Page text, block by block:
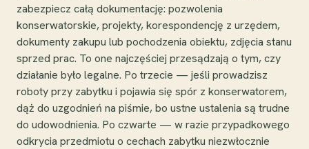
zabezpiecz całą dokumentację: pozwolenia
konserwatorskie, projekty, korespondencję z urzędem,
dokumenty zakupu lub pochodzenia obiektu, zdjęcia stanu
sprzed prac. To one najczęściej przesądzają o tym, czy
działanie było legalne. Po trzecie — jeśli prowadzisz
roboty przy zabytku i pojawia się spór z konserwatorem,
dąż do uzgodnień na piśmie, bo ustne ustalenia są trudne
do udowodnienia. Po czwarte — w razie przypadkowego
odkrycia przedmiotu o cechach zabytku niezwłocznie